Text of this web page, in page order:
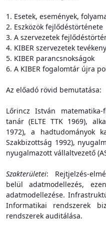
1. Esetek, események,
2. Eszközök fejlődéstörténete
3. A szervezetek
4. KIBER szervezetek
5. KIBER parancsnokságok
6. A KIBER fogalomtár újra
Az előadó rövid bemutatása:
Lőrincz István matematika-
tanár (ELTE TTK 1969),
1972), a hadtudományok
Szakbizottság 1992),
nyugalmazott vállaltvezető
Szakterületei: Rejtjelzés-
belül adatmodellezés,
adatmodellezése.
Informatikai rendszerek
rendszerek auditálása.